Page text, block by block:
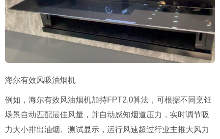
海尔有效风吸油烟机
例如，海尔有效风油烟机加持FPT2.0算法，可根据不同烹饪
场景自动匹配最佳风量，并自动感知烟道压力，实时调节吸
力大小排出油烟。测试显示，运行风速超过行业主推大风力